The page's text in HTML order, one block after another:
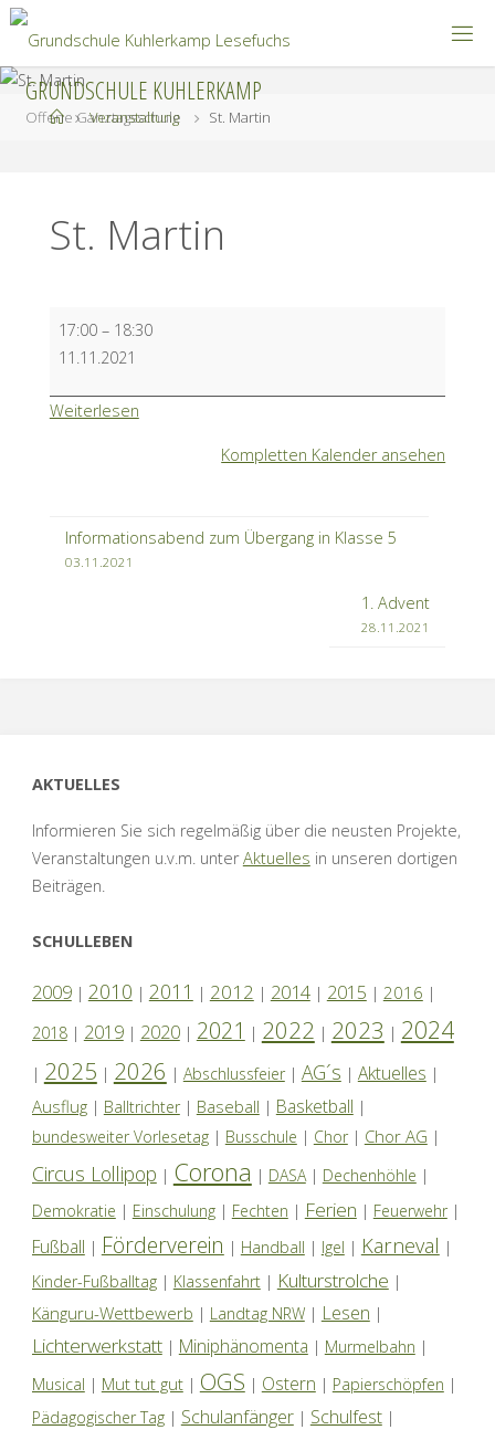
Zum
Inhalt
springen
GRUNDSCHULE KUHLERKAMP
Offene Ganztagsschule
StartVeranstaltung St. Martin
St. Martin
St.
Martin
17:00 – 18:30
11.11.2021
Weiterlesen
Kompletten Kalender ansehen
Informationsabend zum Übergang in Klasse 5
03.11.2021
1. Advent
28.11.2021
AKTUELLES
Informieren Sie sich regelmäßig über die neusten Projekte,
Veranstaltungen u.v.m. unterAktuelles in unseren dortigen
Beiträgen.
SCHULLEBEN
2009| 2010 | 2011 | 2012 | 2014| 2015 | 2016 |
2018| 2019| 2020| 2021 | 2022 | 2023 | 2024
| 2025 | 2026 | Abschlussfeier| AG´s | Aktuelles |
Ausflug| Balltrichter| Baseball | Basketball |
bundesweiter Vorlesetag| Busschule | Chor| Chor AG |
Circus Lollipop | Corona | DASA| Dechenhöhle |
Demokratie | Einschulung| Fechten | Ferien | Feuerwehr|
Fußball | Förderverein | Handball | Igel | Karneval |
Kinder-Fußballtag| Klassenfahrt| Kulturstrolche |
Känguru-Wettbewerb | Landtag NRW| Lesen |
Lichterwerkstatt| Miniphänomenta | Murmelbahn |
Musical | Mut tut gut| OGS | Ostern | Papierschöpfen |
Pädagogischer Tag| Schulanfänger| Schulfest|